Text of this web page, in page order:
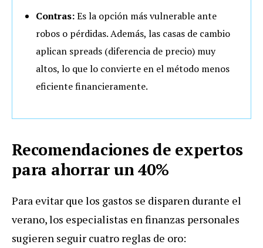
Contras:Es la opción más vulnerable ante
robos o pérdidas. Además, las casas de cambio
aplican spreads (diferencia de precio) muy
altos, lo que lo convierte en el método menos
eficiente financieramente.
Recomendaciones de expertos
para ahorrar un 40%
Para evitar que los gastos se disparen durante el
verano, los especialistas en finanzas personales
sugieren seguir cuatro reglas de oro: